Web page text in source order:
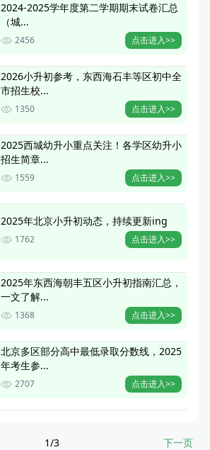
2024-2025学年度第二学期期末试卷汇总
（城...
2456 点击进入>>
2026小升初参考，东西海石丰等区初中全
市招生校...
1350 点击进入>>
2025西城幼升小重点关注！各学区幼升小
招生简章...
1559 点击进入>>
2025年北京小升初动态，持续更新ing
1762 点击进入>>
2025年东西海朝丰五区小升初指南汇总，
一文了解...
1368 点击进入>>
北京多区部分高中最低录取分数线，2025
年考生参...
2707 点击进入>>
1/3 下一页